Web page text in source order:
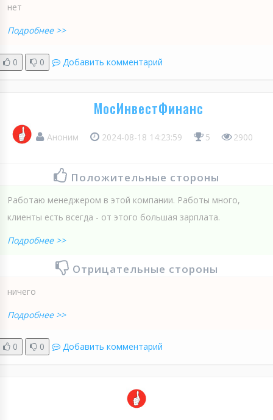
нет
Подробнее >>
0 0 Добавить комментарий
МосИнвестФинанс
Аноним 2024-08-18 14:23:59 5 2900
Положительные стороны
Работаю менеджером в этой компании. Работы много,
клиенты есть всегда - от этого большая зарплата.
Подробнее >>
Отрицательные стороны
ничего
Подробнее >>
0 0 Добавить комментарий